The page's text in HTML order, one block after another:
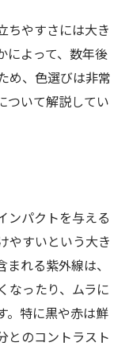
ちやすさには大き
によって、数年後
め、色選びは非常
ついて解説してい
ンパクトを与える
やすいという大き
れる紫外線は、
なったり、ムラに
。特に黒や赤は鮮
とのコントラスト